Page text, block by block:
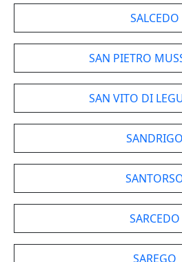
SALCEDO
SAN PIETRO
SAN VITO DI
SANDRIGO
SARCEDO
SAREGO